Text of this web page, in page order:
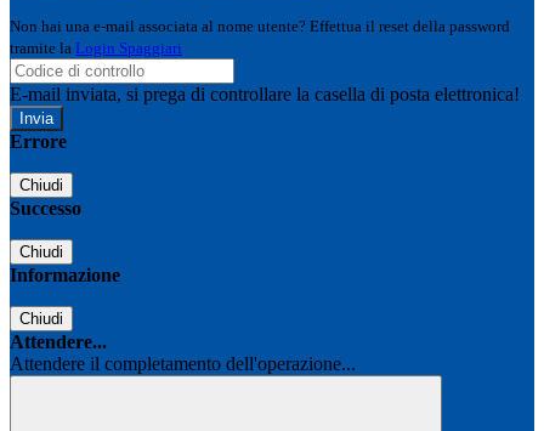
Non hai una e-mail associata al nome utente? Effettua il reset della password
tramite la Login Spaggiari
E-mail inviata, si prega di controllare la casella di posta elettronica!
Errore
Chiudi
Successo
Chiudi
Informazione
Chiudi
Attendere...
Attendere il completamento dell'operazione...